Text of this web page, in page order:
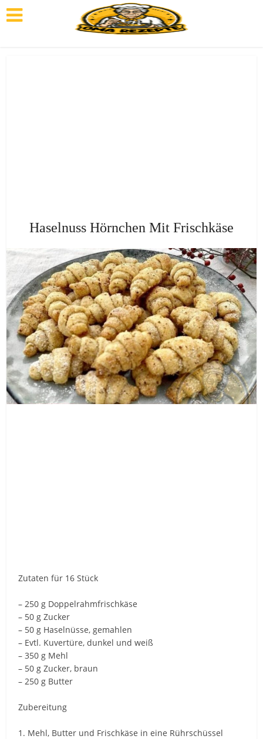
Haselnuss Hörnchen Mit Frischkäse
Zutaten für 16 Stück
– 250 g Doppelrahmfrischkäse
– 50 g Zucker
– 50 g Haselnüsse, gemahlen
– Evtl. Kuvertüre, dunkel und weiß
– 350 g Mehl
– 50 g Zucker, braun
– 250 g Butter
Zubereitung
1. Mehl, Butter und Frischkäse in eine Rührschüssel